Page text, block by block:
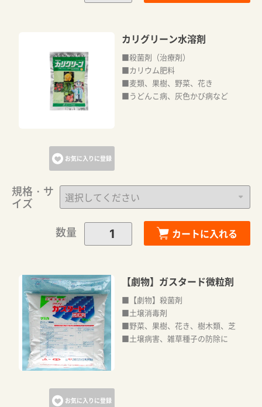
お気に入りに登録
カリグリーン水溶剤
■殺菌剤（治療剤）
■カリウム肥料
■麦類、果樹、野菜、花き
■うどんこ病、灰色かび病など
規格・サ
イズ
数量
カートに入れる
お気に入りに登録
【劇物】ガスタード微粒剤
■【劇物】殺菌剤
■土壌消毒剤
■野菜、果樹、花き、樹木類、芝
■土壌病害、雑草種子の防除に